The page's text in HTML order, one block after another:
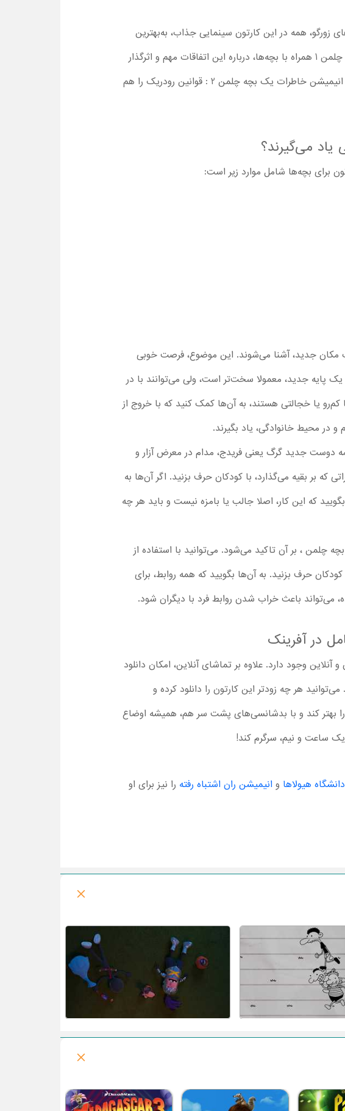
زورگو، همه در این کارتون سینمایی جذاب، به‌بهترین
شکل ممکن بررسی شده‌اند. به همین خاطر می‌توانید بعد از تماشا انیمیشن خاطرات یک بچه چلمن 1 همراه با بچه‌ها، درباره این اتفاقات مهم و اثرگذار
در زندگی کودکان، با آن‌ها گفت‌وگو کنید. علاوه بر این، بعد از تمام‌شدن قسمت اول، می‌توانید انیمیشن خاطرات یک بچه چلمن 2 : قوانین رودریک را هم
می‌گیرند؟
مکان جدید، آشنا می‌شوند. این موضوع، فرصت خوبی
پایه جدید، معمولا سخت‌تر است، ولی می‌توانند با در
کم‌رو یا خجالتی هستند، به آن‌ها کمک کنید که با خروج از
و در محیط خانوادگی، یاد بگیرند.
دوست جدید گرگ یعنی فریدج، مدام در معرض آزار و
که بر بقیه می‌گذارد، با کودکان حرف بزنید. اگر آن‌ها به
که این کار، اصلا جالب یا بامزه نیست و باید هر چه
چلمن ، بر آن تاکید می‌شود. می‌توانید با استفاده از
حرف بزنید. به آن‌ها بگویید که همه روابط، برای
می‌تواند باعث خراب شدن روابط فرد با دیگران شود.
در آفرینک
وجود دارد. علاوه بر تماشای آنلاین، امکان دانلود
هر چه زودتر این کارتون را دانلود کرده و
را بهتر کند و با بدشانسی‌های پشت سر هم، همیشه اوضاع
ساعت و نیم، سرگرم کند!
هیولاها و انیمیشن ران اشتباه رفته را نیز برای او